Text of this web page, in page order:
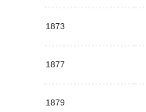
1873
1877
1879